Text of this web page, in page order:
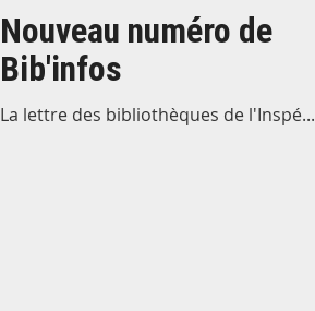
Nouveau numéro de
Bib'infos
La lettre des bibliothèques de l'Inspé...